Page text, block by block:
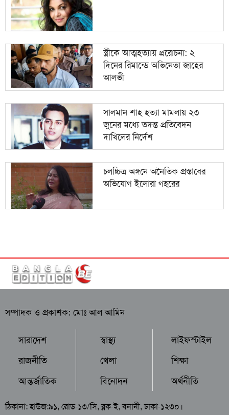
স্ত্রীকে আত্মহত্যায় প্ররোচনা: ২
দিনের রিমান্ডে অভিনেতা জাহের
আলভী
সালমান শাহ হত্যা মামলায় ২৩
জুনের মধ্যে তদন্ত প্রতিবেদন
দাখিলের নির্দেশ
চলচ্চিত্র অঙ্গনে অনৈতিক প্রস্তাবের
অভিযোগ ইলোরা গহরের
সম্পাদক ও প্রকাশক: মোঃ আল আমিন
সারাদেশ
রাজনীতি
আন্তর্জাতিক
স্বাস্থ্য
খেলা
বিনোদন
লাইফস্টাইল
শিক্ষা
অর্থনীতি
ঠিকানা: হাউজ:৯১, রোড-১৩/সি, ব্লক-ই, বনানী, ঢাকা-১২৩০।